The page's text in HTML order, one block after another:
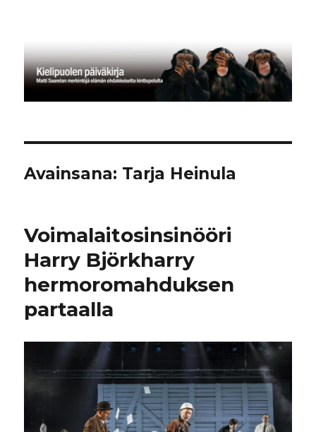
Avainsana: Tarja Heinula
Voimalaitosinsinööri
Harry Björkharry
hermoromahduksen
partaalla